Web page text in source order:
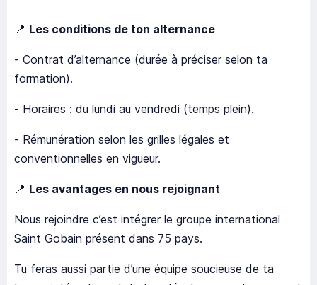
📍 Les conditions de ton alternance
- Contrat d’alternance (durée à préciser selon ta
formation).
- Horaires : du lundi au vendredi (temps plein).
- Rémunération selon les grilles légales et
conventionnelles en vigueur.
📍 Les avantages en nous rejoignant
Nous rejoindre c’est intégrer le groupe international
Saint Gobain présent dans 75 pays.
Tu feras aussi partie d’une équipe soucieuse de ta